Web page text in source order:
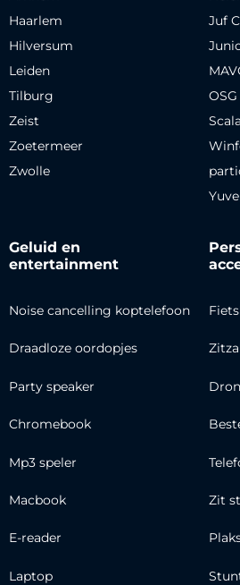
Haarlem
Hilversum
Leiden
Tilburg
Zeist
Zoetermeer
Zwolle
Juf
Geluid en
entertainment
Noise cancelling koptelefoon
Draadloze oordopjes
Party speaker
Chromebook
Mp3 speler
Macbook
E-reader
Laptop
Zit